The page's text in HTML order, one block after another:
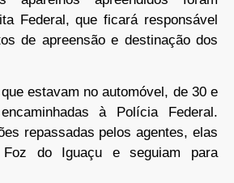
Federal, que ficará responsável
de apreensão e destinação dos
estavam no automóvel, de 30 e
à Polícia Federal.
repassadas pelos agentes, elas
do Iguaçu e seguiam para